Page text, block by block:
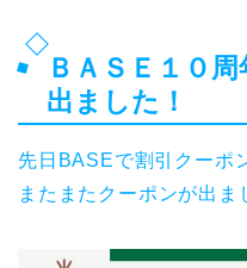
ＢＡＳＥ１０
出ました！
先日BASEで割引クーポ
またまたクーポンが出ま